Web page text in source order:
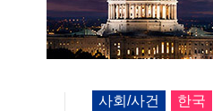
사회/사건 한국